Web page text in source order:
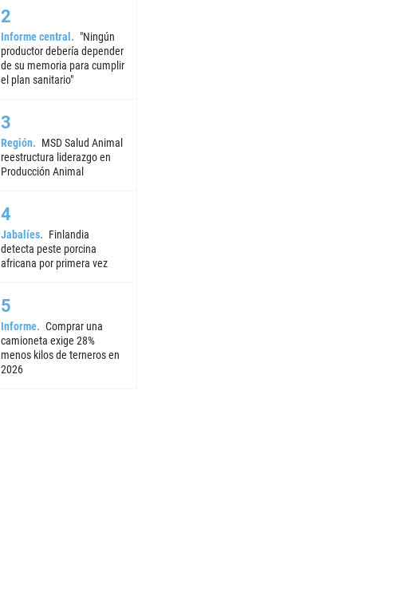
Informe central
"Ningún
productor debería depender
de su memoria para cumplir
el plan sanitario"
Región
MSD Salud Animal
reestructura liderazgo en
Producción Animal
Jabalíes
Finlandia
detecta peste porcina
africana por primera vez
Informe
Comprar una
camioneta exige 28%
menos kilos de terneros en
2026